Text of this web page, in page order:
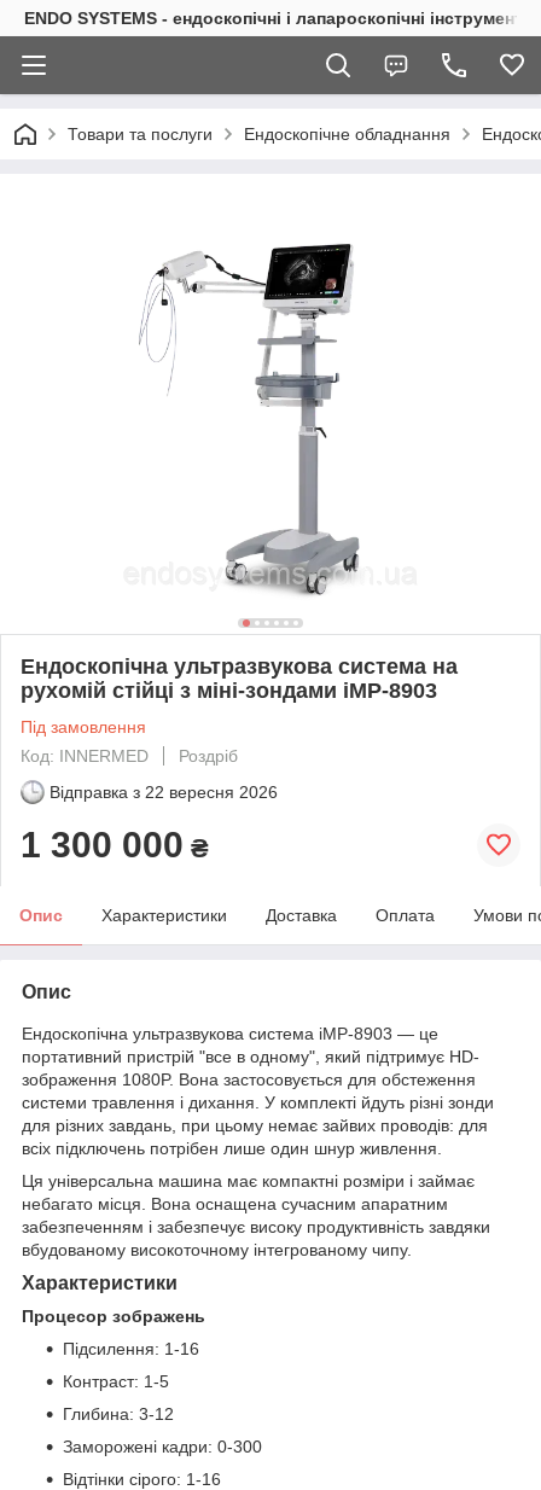
ENDO SYSTEMS - ендоскопічні і лапароскопічні інструменти
Товари та послуги Ендоскопічне обладнання
Ендоскопічна ультразвукова система на
рухомій стійці з міні-зондами iMP-8903
Під замовлення
Код: INNERMED
Роздріб
Відправка з 22 вересня 2026
1 300 000 ₴
Опис Характеристики Доставка Оплата Умови
Опис
Ендоскопічна ультразвукова система iMP-8903 — це
портативний пристрій "все в одному", який підтримує HD-
зображення 1080P. Вона застосовується для обстеження
системи травлення і дихання. У комплекті йдуть різні зонди
для різних завдань, при цьому немає зайвих проводів: для
всіх підключень потрібен лише один шнур живлення.
Ця універсальна машина має компактні розміри і займає
небагато місця. Вона оснащена сучасним апаратним
забезпеченням і забезпечує високу продуктивність завдяки
вбудованому високоточному інтегрованому чипу.
Характеристики
Процесор зображень
Підсилення: 1-16
Контраст: 1-5
Глибина: 3-12
Заморожені кадри: 0-300
Відтінки сірого: 1-16